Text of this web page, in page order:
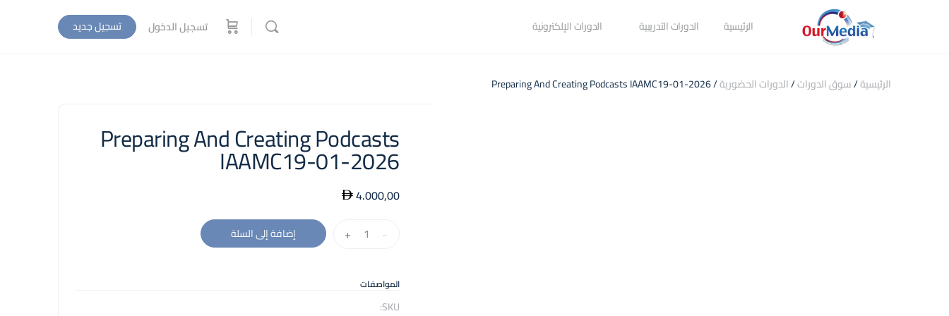
الرئيسية الدورات التدريبية الدورات الإلكترونية تسجيل الدخول تسجيل جديد
الرئيسية/سوق الدورات/الدورات الحضورية/ Preparing And Creating Podcasts IAAMC19-01-2026
Preparing And Creating Podcasts
IAAMC19-01-2026
4.000,00
Creating
Podcasts
-
+ إضافة إلى السلة
المواصفات
SKU: